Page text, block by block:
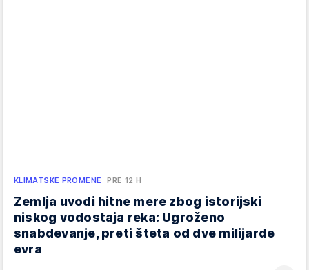
KLIMATSKE PROMENE PRE 12 H
Zemlja uvodi hitne mere zbog istorijski
niskog vodostaja reka: Ugroženo
snabdevanje, preti šteta od dve milijarde
evra